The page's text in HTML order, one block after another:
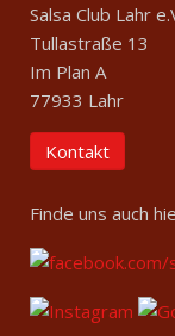
Salsa Club Lahr
Tullastraße 13
Im Plan A
77933 Lahr
Kontakt
Finde uns auch